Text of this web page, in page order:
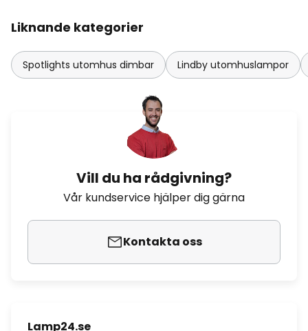
Liknande kategorier
Spotlights utomhus dimbar Lindby utomhuslampor
Vill du ha rådgivning?
Vår kundservice hjälper dig gärna
Kontakta oss
Lamp24.se